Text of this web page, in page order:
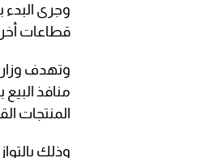
وجرى
قطاعات
وتهدف
المنتجات